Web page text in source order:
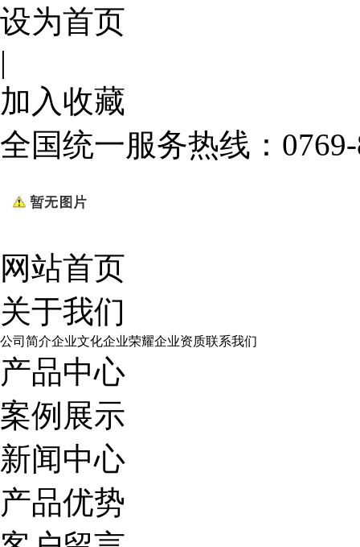
设为首页
|
加入收藏
全国统一服务热线：
网站首页
关于我们
公司简介企业文化企业荣耀企业资质联系我们
产品中心
案例展示
新闻中心
产品优势